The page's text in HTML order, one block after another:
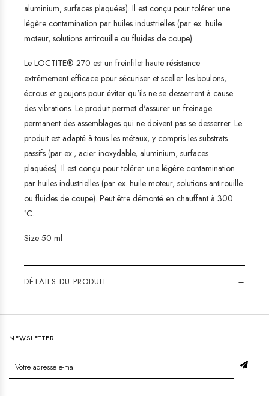
aluminium, surfaces plaquées). Il est conçu pour tolérer une
légère contamination par huiles industrielles (par ex. huile
moteur, solutions antirouille ou fluides de coupe).
Le LOCTITE® 270 est un freinfilet haute résistance
extrêmement efficace pour sécuriser et sceller les boulons,
écrous et goujons pour éviter qu'ils ne se desserrent à cause
des vibrations. Le produit permet d'assurer un freinage
permanent des assemblages qui ne doivent pas se desserrer. Le
produit est adapté à tous les métaux, y compris les substrats
passifs (par ex., acier inoxydable, aluminium, surfaces
plaquées). Il est conçu pour tolérer une légère contamination
par huiles industrielles (par ex. huile moteur, solutions antirouille
ou fluides de coupe). Peut être démonté en chauffant à 300
°C.
Size 50 ml
DÉTAILS DU PRODUIT +
NEWSLETTER